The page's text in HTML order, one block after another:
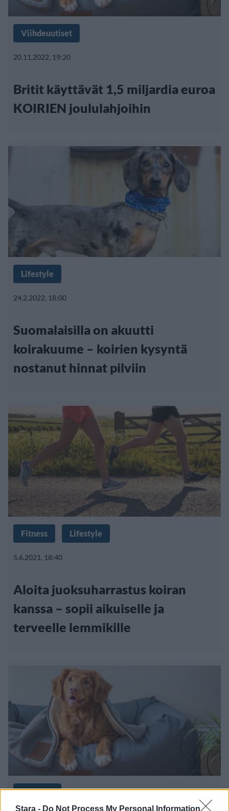
Stara - Do Not Process My Personal Information
Viihdeuutiset
20.11.2022, 19:20
Britit käyttävät 1,5 miljardia euroa
KOIRIEN joululahjoihin
Lifestyle
24.2.2022, 18:00
Suomalaisilla on akuutti
koirakuume – koirien kysyntä
nostanut hinnat pilviin
Fitness Lifestyle
5.6.2021, 18:40
Aloita juoksuharrastus koiran
kanssa – sopii aikuiselle ja
terveelle lemmikille
Lifestyle